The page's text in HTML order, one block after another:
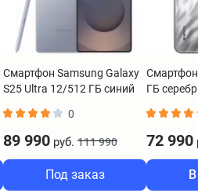
Смартфон Samsung Galaxy
S25 Ultra 12/512 ГБ синий
0
89 990 руб. 111 990
Под заказ
ГБ
72 990